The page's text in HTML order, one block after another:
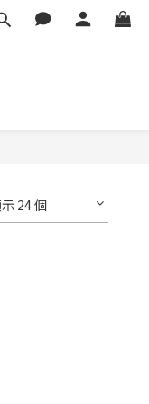
24 個